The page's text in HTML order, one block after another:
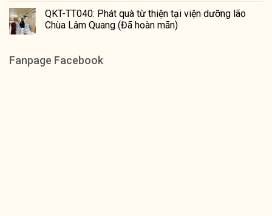
QKT-TT040: Phát quà từ thiện tại viện dưỡng lão
Chùa Lâm Quang (Đã hoàn mãn)
Fanpage Facebook